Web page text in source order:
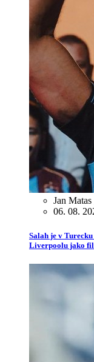
Jan Matas
06. 08.
Salah je v
Liverpoolu jako